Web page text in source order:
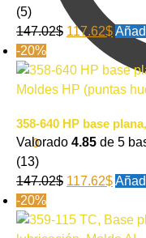
0.00$ 0
(5)
147.02$ 117.62$
-20%
Moldes HP (puntas
358-640 HP base
Valorado 4.85 de 5
(13)
147.02$ 117.62$
-20%